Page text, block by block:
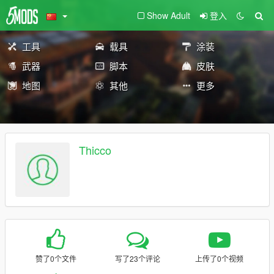
Show Adult 登入
工具 载具
涂装
武器
脚本
皮肤
地图
其他 更多
Thicco
赞了0个文件 写了23个评论 上传了0个视频